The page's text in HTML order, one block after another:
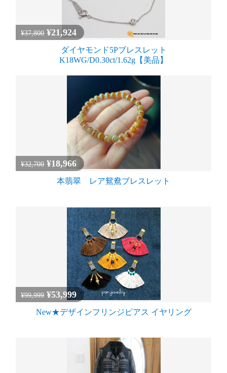
¥37,800 ¥21,924
ダイヤモンド5Pブレスレット
K18WG/D0.30ct/1.62g【美品】
¥32,700 ¥18,966
本翡翠 レア鴛鴦ブレスレット
¥99,999 ¥53,999
New★デザインフリンジピアス イヤリング